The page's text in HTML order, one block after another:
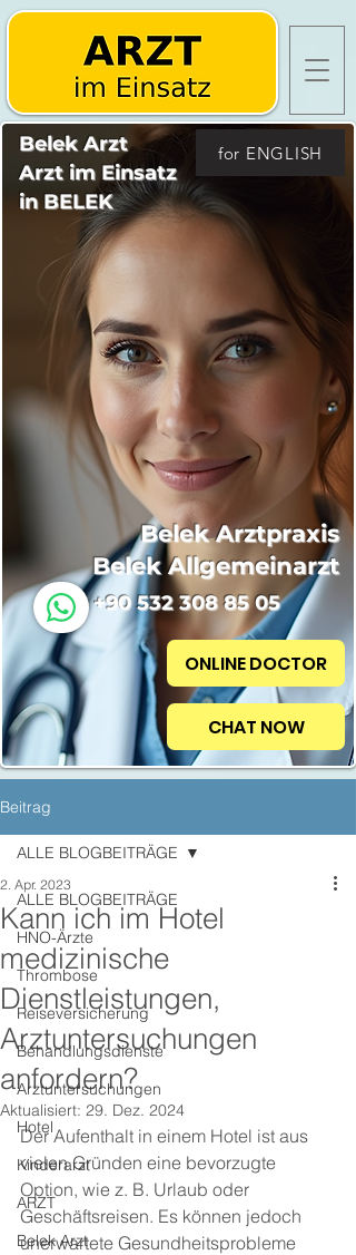
Belek Arzt
Arzt im Einsatz
in BELEK
Belek Arztpraxis
Belek Allgemeinarzt
+90 532 308 85 05
for ENGLISH
ONLINE DOCTOR
CHAT NOW
Beitrag
ALLE BLOGBEITRÄGE
HNO-Ärzte
Thrombose
Reiseversicherung
Behandlungsdienste
Arztuntersuchungen
Hotel
Kinderarzt
ARZT
Belek Arzt
ALLE BLOGBEITRÄGE
Kann ich im Hotel
medizinische
Dienstleistungen,
Arztuntersuchungen
anfordern?
2. Apr. 2023
Aktualisiert: 29. Dez. 2024
Der Aufenthalt in einem Hotel ist aus
vielen Gründen eine bevorzugte
Option, wie z. B. Urlaub oder
Geschäftsreisen. Es können jedoch
unerwartete Gesundheitsprobleme